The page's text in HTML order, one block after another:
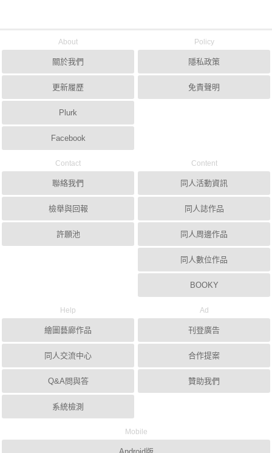
About
關於我們
更新履歷
Plurk
Facebook
Policy
隱私政策
免責聲明
Contact
聯絡我們
檢舉與回報
許願池
Content
同人活動資訊
同人誌作品
同人周邊作品
同人數位作品
BOOKY
Help
繪圖藝廊作品
同人交流中心
Q&A問與答
系統檢測
Ad
刊登廣告
合作提案
贊助我們
Mobile